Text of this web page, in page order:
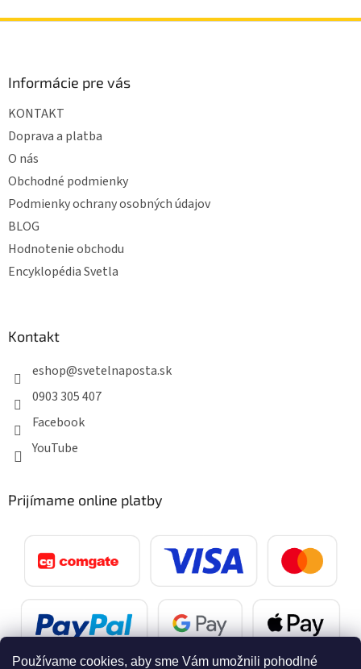
Používame cookies, aby sme Vám umožnili pohodlné
Informácie pre vás
KONTAKT
Doprava a platba
O nás
Obchodné podmienky
Podmienky ochrany osobných údajov
BLOG
Hodnotenie obchodu
Encyklopédia Svetla
Kontakt
eshop@svetelnaposta.sk
0903 305 407
Facebook
YouTube
Prijímame online platby